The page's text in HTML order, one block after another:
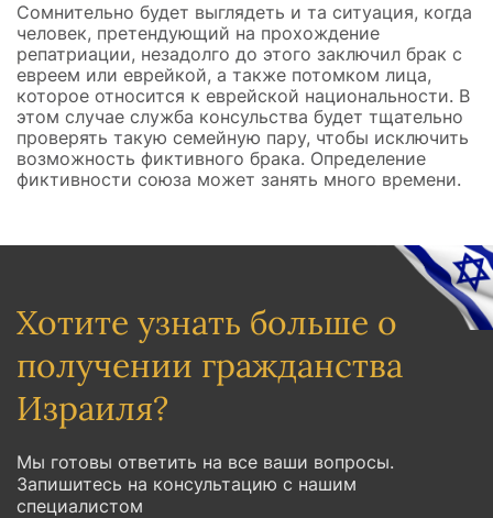
Сомнительно будет выглядеть и та ситуация, когда
человек, претендующий на прохождение
репатриации, незадолго до этого заключил брак с
евреем или еврейкой, а также потомком лица,
которое относится к еврейской национальности. В
этом случае служба консульства будет тщательно
проверять такую семейную пару, чтобы исключить
возможность фиктивного брака. Определение
фиктивности союза может занять много времени.
Хотите узнать больше о
получении гражданства
Израиля?
Мы готовы ответить на все ваши вопросы.
Запишитесь на консультацию с нашим
специалистом